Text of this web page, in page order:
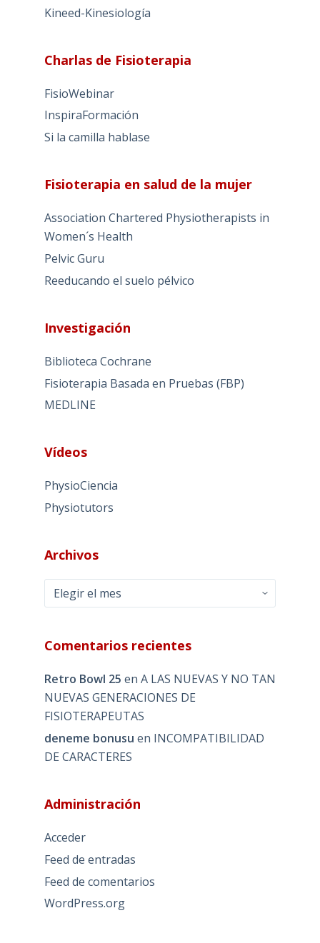
Kineed-Kinesiología
Charlas de Fisioterapia
FisioWebinar
InspiraFormación
Si la camilla hablase
Fisioterapia en salud de la mujer
Association Chartered Physiotherapists in
Women´s Health
Pelvic Guru
Reeducando el suelo pélvico
Investigación
Biblioteca Cochrane
Fisioterapia Basada en Pruebas (FBP)
MEDLINE
Vídeos
PhysioCiencia
Physiotutors
Archivos
Archivos
Comentarios recientes
Retro Bowl 25 en A LAS NUEVAS Y NO TAN
NUEVAS GENERACIONES DE
FISIOTERAPEUTAS
deneme bonusu en INCOMPATIBILIDAD
DE CARACTERES
Administración
Acceder
Feed de entradas
Feed de comentarios
WordPress.org